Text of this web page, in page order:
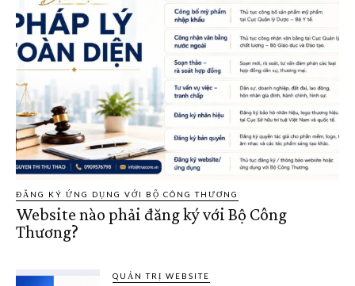
ĐĂNG KÝ ỨNG DỤNG VỚI BỘ CÔNG THƯƠNG
Website nào phải đăng ký với Bộ Công
Thương?
QUẢN TRỊ WEBSITE